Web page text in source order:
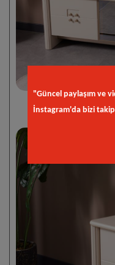
"Güncel paylaşım ve
İnstagram'da bizi